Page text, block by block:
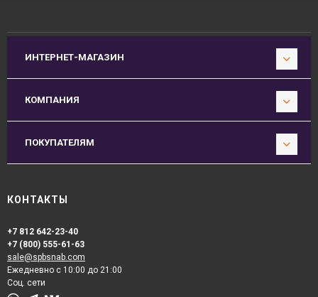
ИНТЕРНЕТ-МАГАЗИН
КОМПАНИЯ
ПОКУПАТЕЛЯМ
КОНТАКТЫ
+7 812 642-23-40
+7 (800) 555-61-63
sale@spbsnab.com
Ежедневно с 10:00 до 21:00
Соц. сети